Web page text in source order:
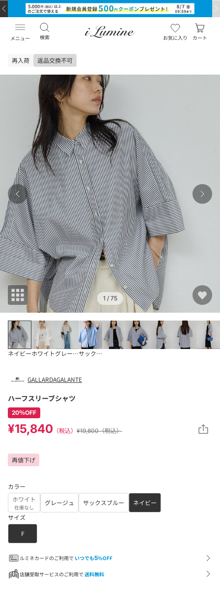
メニュー 検索 お気に入り カート
再入荷 返品交換不可
1 / 75
ネイビーホワイトグレージュサックスブルー
GALLARDAGALANTE
ハーフスリーブシャツ
20％OFF
¥15,840 （税込） ¥19,800（税込）
再値下げ
カラー
ホワイト
在庫なし
グレージュ サックスブルー
ネイビー
サイズ
F
ルミネカードのご利用で いつでも5%OFF
店舗受取サービスのご利用で 送料無料